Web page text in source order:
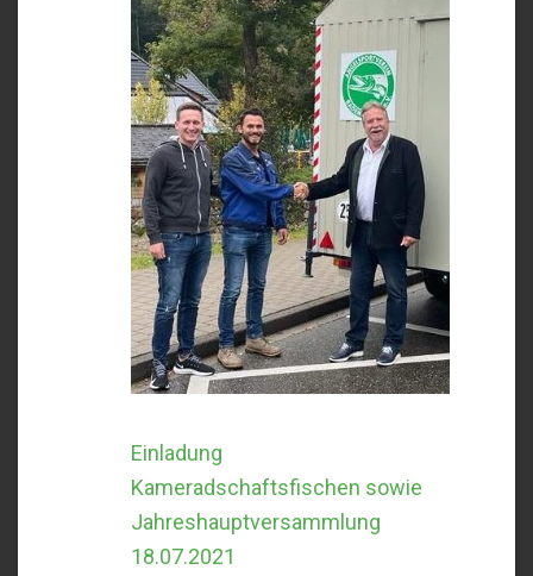
Einladung
Kameradschaftsfischen sowie
Jahreshauptversammlung
18.07.2021